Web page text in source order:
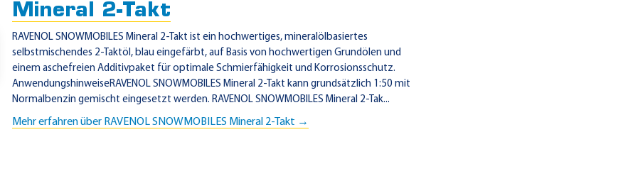
Mineral 2-Takt
RAVENOL SNOWMOBILES Mineral 2-Takt ist ein hochwertiges, mineralölbasiertes
selbstmischendes 2-Taktöl, blau eingefärbt, auf Basis von hochwertigen Grundölen und
einem aschefreien Additivpaket für optimale Schmierfähigkeit und Korrosionsschutz.
AnwendungshinweiseRAVENOL SNOWMOBILES Mineral 2-Takt kann grundsätzlich 1:50 mit
Normalbenzin gemischt eingesetzt werden. RAVENOL SNOWMOBILES Mineral 2-Tak...
Mehr erfahren über RAVENOL SNOWMOBILES Mineral 2-Takt →